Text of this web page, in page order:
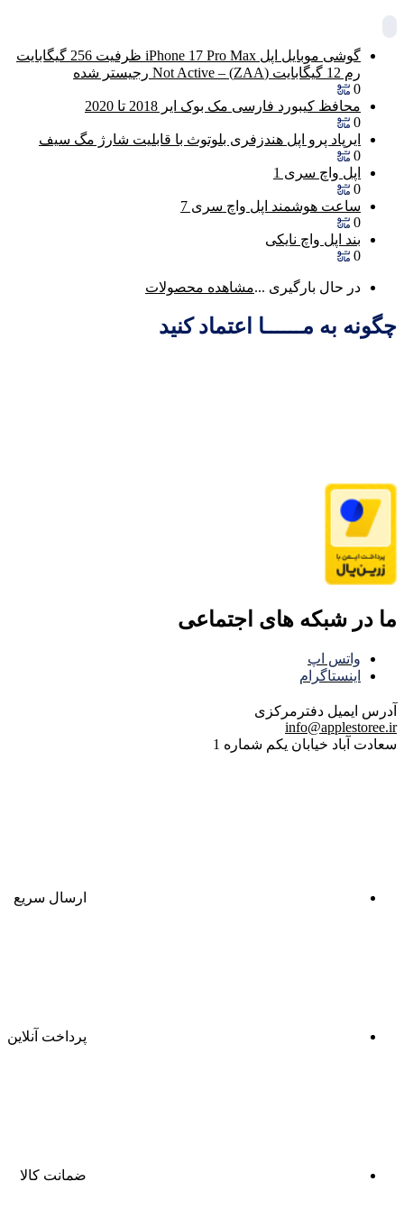
گوشی موبایل اپل iPhone 17 Pro Max ظرفیت 256 گیگابایت
رم 12 گیگابایت (ZAA) – Not Active رجیستر شده
0
محافظ کیبورد فارسی مک بوک ایر 2018 تا 2020
0
ایرپاد پرو اپل هندزفری بلوتوث با قابلیت شارژ مگ سیف
0
اپل واچ سری 1
0
ساعت هوشمند اپل واچ سری 7
0
بند اپل واچ نایکی
0
در حال بارگیری ...مشاهده محصولات
چگونه به مــــــا اعتماد کنید
ما در شبکه های اجتماعی
واتس اپ
اینستاگرام
آدرس ایمیل دفترمرکزی
info@applestoree.ir
سعادت آباد خیابان یکم شماره 1
ارسال سریع
پرداخت آنلاین
ضمانت کالا